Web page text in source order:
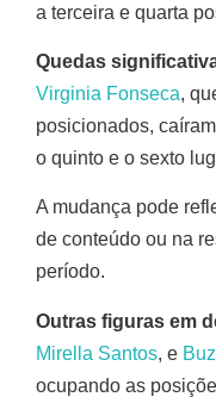
a terceira e quarta
Quedas
Virginia Fonseca,
posicionados,
o quinto e o sexto
A mudança pode
de conteúdo ou na
período.
Outras figuras em
Mirella Santos, e
ocupando as